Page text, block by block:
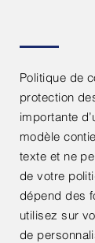
Politique de
protection
importante
modèle
texte et ne
de votre
dépend des
utilisez sur
de